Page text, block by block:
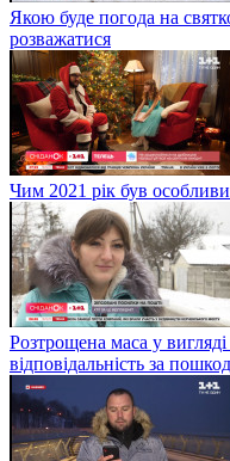
Якою буде погода на
розважатися
Чим 2021 рік був
Розтрощена маса у
відповідальність за